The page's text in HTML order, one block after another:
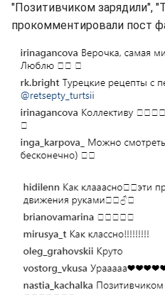
"Позитивчиком зарядили",
прокомментировали пост